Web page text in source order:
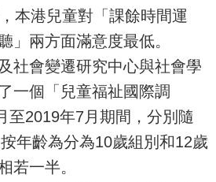
本港兒童對「課餘時間運
」兩方面滿意度最低。
社會變遷研究中心與社會學
一個「兒童福祉國際調
至2019年7月期間，分別隨
年齡為分為10歲組別和12歲
若一半。